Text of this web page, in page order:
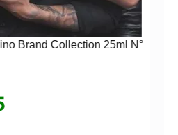
Brand Collection 25ml N°